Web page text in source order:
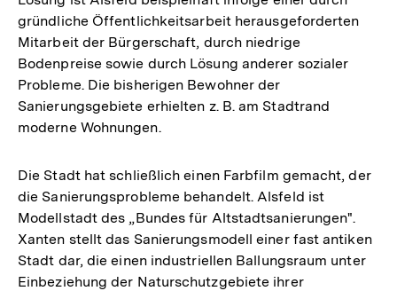
gründliche Öffentlichkeitsarbeit herausgeforderten
Mitarbeit der Bürgerschaft, durch niedrige
Bodenpreise sowie durch Lösung anderer sozialer
Probleme. Die bisherigen Bewohner der
Sanierungsgebiete erhielten z. B. am Stadtrand
moderne Wohnungen.
Die Stadt hat schließlich einen Farbfilm gemacht, der
die Sanierungsprobleme behandelt. Alsfeld ist
Modellstadt des „Bundes für Altstadtsanierungen".
Xanten stellt das Sanierungsmodell einer fast antiken
Stadt dar, die einen industriellen Ballungsraum unter
Einbeziehung der Naturschutzgebiete ihrer